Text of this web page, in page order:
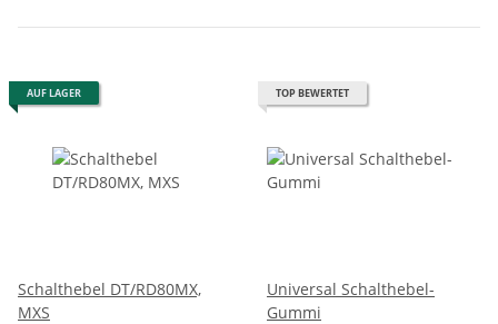
AUF LAGER
Schalthebel DT/RD80MX,
MXS
TOP BEWERTET
Universal Schalthebel-
Gummi